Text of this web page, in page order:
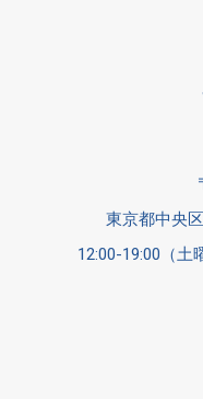
東京都中央
12:00-19:00（